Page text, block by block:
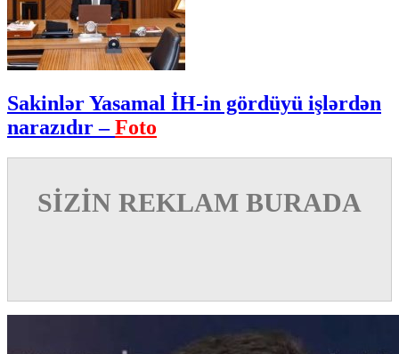
Sakinlər Yasamal İH-in gördüyü işlərdən
narazıdır –Foto
SİZİN REKLAM BURADA